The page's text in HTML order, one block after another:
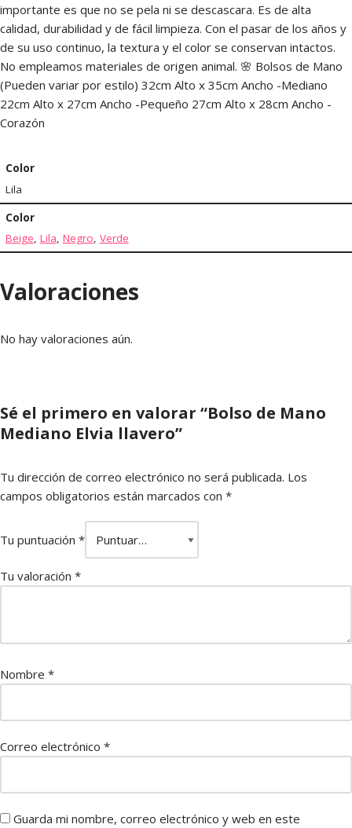
importante es que no se pela ni se descascara. Es de alta
calidad, durabilidad y de fácil limpieza. Con el pasar de los años y
de su uso continuo, la textura y el color se conservan intactos.
No empleamos materiales de origen animal. 🌸 Bolsos de Mano
(Pueden variar por estilo) 32cm Alto x 35cm Ancho -Mediano
22cm Alto x 27cm Ancho -Pequeño 27cm Alto x 28cm Ancho -
Corazón
Color
Lila
Color
Beige, Lila, Negro, Verde
Valoraciones
No hay valoraciones aún.
Sé el primero en valorar “Bolso de Mano
Mediano Elvia llavero”
Tu dirección de correo electrónico no será publicada. Los
campos obligatorios están marcados con *
Tu puntuación *
Tu valoración *
Nombre *
Correo electrónico *
Guarda mi nombre, correo electrónico y web en este